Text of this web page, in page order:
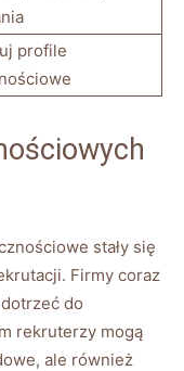
profile
stały się
Firmy coraz
do
rekruterzy mogą
ale również